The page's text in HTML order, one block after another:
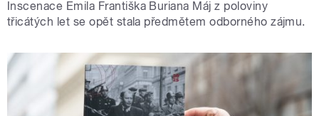
Inscenace Emila Františka Buriana Máj z poloviny
třicátých let se opět stala předmětem odborného zájmu.